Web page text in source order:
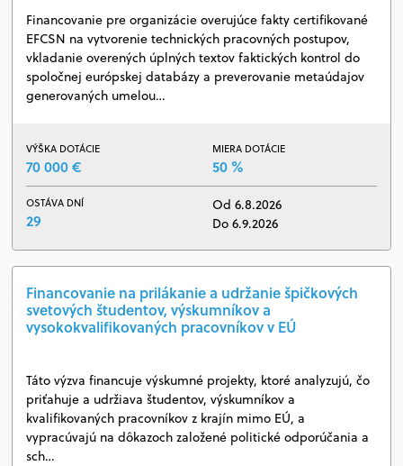
Financovanie pre organizácie overujúce fakty certifikované
EFCSN na vytvorenie technických pracovných postupov,
vkladanie overených úplných textov faktických kontrol do
spoločnej európskej databázy a preverovanie metaúdajov
generovaných umelou…
VÝŠKA DOTÁCIE
70 000 €
MIERA DOTÁCIE
50 %
OSTÁVA DNÍ
29
Od 6.8.2026
Do 6.9.2026
Financovanie na prilákanie a udržanie špičkových
svetových študentov, výskumníkov a
vysokokvalifikovaných pracovníkov v EÚ
Táto výzva financuje výskumné projekty, ktoré analyzujú, čo
priťahuje a udržiava študentov, výskumníkov a
kvalifikovaných pracovníkov z krajín mimo EÚ, a
vypracúvajú na dôkazoch založené politické odporúčania a
sch…